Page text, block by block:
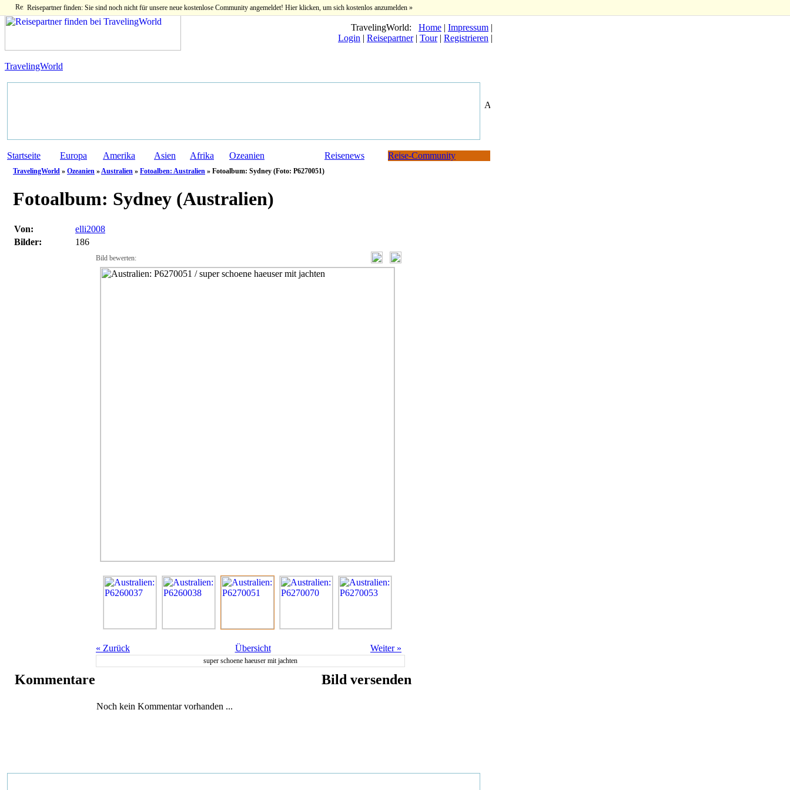
Reisepartner finden: Sie sind noch nicht für unsere neue kostenlose Community angemeldet! Hier klicken, um sich kostenlos anzumelden »
TravelingWorld: Home | Impressum |
Login | Reisepartner| Tour| Registrieren |
TravelingWorld
Startseite Europa Amerika Asien Afrika Ozeanien Reisenews Reise-Community
TravelingWorld » Ozeanien »Australien » Fotoalben: Australien » Fotoalbum: Sydney (Foto: P6270051)
Fotoalbum: Sydney (Australien)
Von:
elli2008
Bilder:
186
Bild bewerten:
« Zurück Übersicht Weiter »
super schoene haeuser mit jachten
Kommentare
Noch kein Kommentar vorhanden ...
Bild versenden